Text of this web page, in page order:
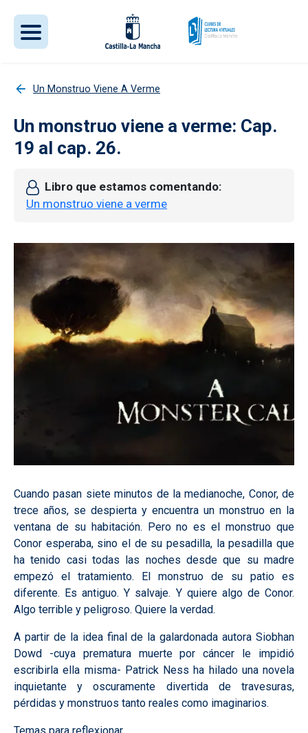
Un Monstruo Viene A Verme
Un monstruo viene a verme: Cap.
19 al cap. 26.
Libro que estamos comentando
Un monstruo viene a verme
Cuando pasan siete minutos de la medianoche, Conor, de
trece años, se despierta y encuentra un monstruo en la
ventana de su habitación. Pero no es el monstruo que
Conor esperaba, sino el de su pesadilla, la pesadilla que
ha tenido casi todas las noches desde que su madre
empezó el tratamiento. El monstruo de su patio es
diferente. Es antiguo. Y salvaje. Y quiere algo de Conor.
Algo terrible y peligroso. Quiere la verdad.
A partir de la idea final de la galardonada autora Siobhan
Dowd -cuya prematura muerte por cáncer le impidió
escribirla ella misma- Patrick Ness ha hilado una novela
inquietante y oscuramente divertida de travesuras,
pérdidas y monstruos tanto reales como imaginarios.